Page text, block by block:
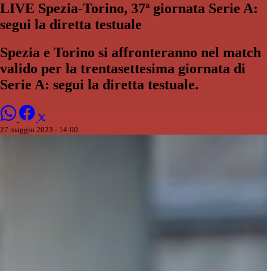
LIVE Spezia-Torino, 37ª giornata Serie A:
segui la diretta testuale
Spezia e Torino si affronteranno nel match
valido per la trentasettesima giornata di
Serie A: segui la diretta testuale.
27 maggio 2023 - 14:00